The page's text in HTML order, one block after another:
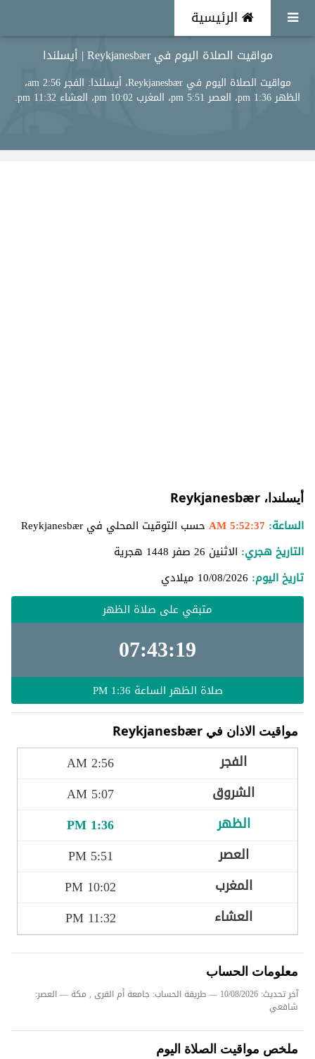
الرئيسية
مواقيت الصلاة اليوم في Reykjanesbær | أيسلندا
مواقيت الصلاة اليوم في Reykjanesbær، أيسلندا: الفجر 2:56 am،
الظهر 1:36 pm، العصر 5:51 pm، المغرب 10:02 pm، العشاء 11:32 pm.
أيسلندا، Reykjanesbær
الساعة: 5:52:38 AM
حسب التوقيت المحلي في Reykjanesbær
التاريخ هجري: الاثنين 26 صفر 1448 هجرية
تاريخ اليوم: 10/08/2026 ميلادي
متبقي على صلاة الظهر
07:43:17
صلاة الظهر الساعة 1:36 PM
مواقيت الاذان في Reykjanesbær
2:56 AM
5:07 AM
1:36 PM
5:51 PM
10:02 PM
11:32 PM
معلومات الحساب
آخر تحديث: 10/08/2026
— طريقة الحساب: جامعة أم القرى , مكة — العصر:
شافعي
ملخص مواقيت الصلاة اليوم